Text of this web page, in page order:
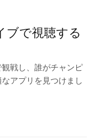
ブで視聴する
戦し、誰がチャンピ
アプリを見つけまし